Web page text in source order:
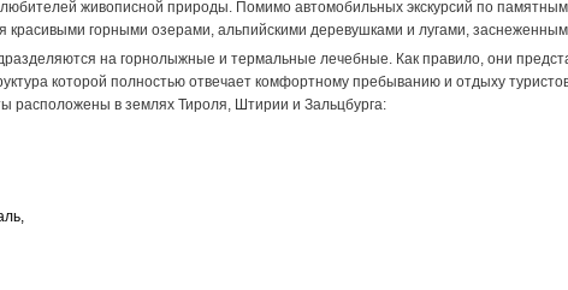
живописной природы. Помимо автомобильных экскурсий по
красивыми горными озерами, альпийскими деревушками и лугами,
на горнолыжные и термальные лечебные. Как правило, они
которой полностью отвечает комфортному пребыванию и отдыху
расположены в землях Тироля, Штирии и Зальцбурга: